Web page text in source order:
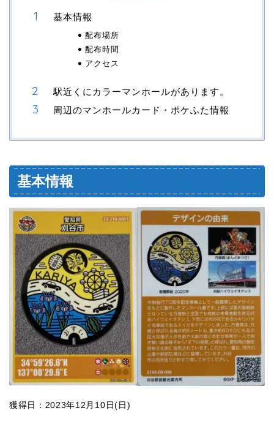
基本情報
配布場所
配布時間
アクセス
駅近くにカラーマンホールがあります。
周辺のマンホールカード・ポケふた情報
基本情報
獲得日：2023年12月10日(日)